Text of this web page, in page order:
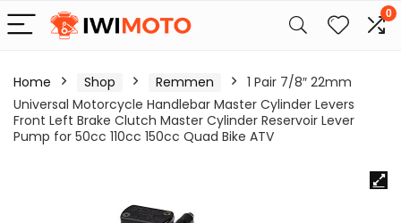
0
Home Shop Remmen
1 Pair 7/8″ 22mm
Universal Motorcycle Handlebar Master Cylinder Levers
Front Left Brake Clutch Master Cylinder Reservoir Lever
Pump for 50cc 110cc 150cc Quad Bike ATV